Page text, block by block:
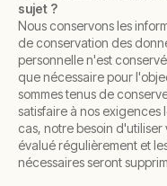
sujet ?
Nous conservons les
de conservation des
personnelle n'est
que nécessaire pour
sommes tenus de
satisfaire à nos exigences
cas, notre besoin d'utiliser
évalué régulièrement et
nécessaires seront